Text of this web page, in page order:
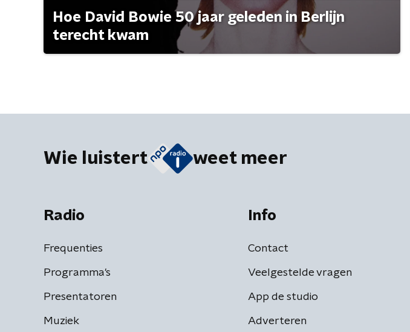
Hoe David Bowie 50 jaar geleden in Berlijn
terecht kwam
Wie luistert weet meer
Radio
Frequenties
Programma's
Presentatoren
Muziek
Info
Contact
Veelgestelde vragen
App de studio
Adverteren